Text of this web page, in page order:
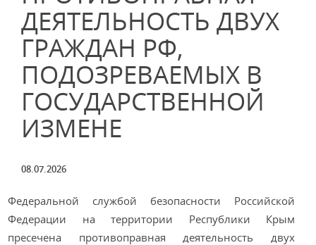
ДЕЯТЕЛЬНОСТЬ ДВУХ
ГРАЖДАН РФ,
ПОДОЗРЕВАЕМЫХ В
ГОСУДАРСТВЕННОЙ
ИЗМЕНЕ
08.07.2026
Федеральной службой безопасности Российской
Федерации на территории Республики Крым
пресечена противоправная деятельность двух